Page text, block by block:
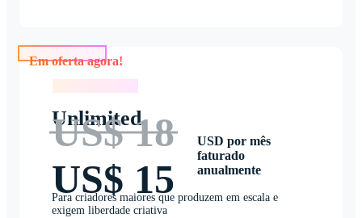
Unlimited
US$ 18
US$ 15
USD por mês
faturado
anualmente
Para criadores maiores que produzem em escala e
exigem liberdade criativa